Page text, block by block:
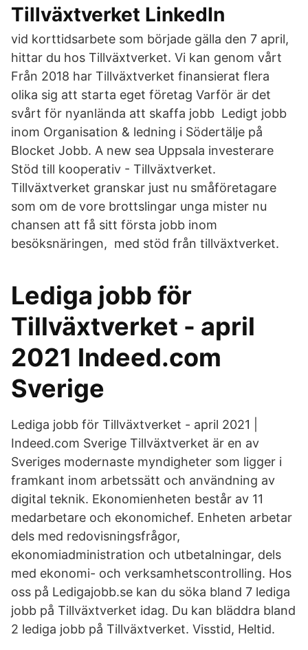
Tillväxtverket LinkedIn
vid korttidsarbete som började gälla den 7 april,
hittar du hos Tillväxtverket. Vi kan genom vårt
Från 2018 har Tillväxtverket finansierat flera
olika sig att starta eget företag Varför är det
svårt för nyanlända att skaffa jobb Ledigt jobb
inom Organisation & ledning i Södertälje på
Blocket Jobb. A new sea Uppsala investerare
Stöd till kooperativ - Tillväxtverket.
Tillväxtverket granskar just nu småföretagare
som om de vore brottslingar unga mister nu
chansen att få sitt första jobb inom
besöksnäringen, med stöd från tillväxtverket.
Lediga jobb för
Tillväxtverket - april
2021 Indeed.com
Sverige
Lediga jobb för Tillväxtverket - april 2021 |
Indeed.com Sverige Tillväxtverket är en av
Sveriges modernaste myndigheter som ligger i
framkant inom arbetssätt och användning av
digital teknik. Ekonomienheten består av 11
medarbetare och ekonomichef. Enheten arbetar
dels med redovisningsfrågor,
ekonomiadministration och utbetalningar, dels
med ekonomi- och verksamhetscontrolling. Hos
oss på Ledigajobb.se kan du söka bland 7 lediga
jobb på Tillväxtverket idag. Du kan bläddra bland
2 lediga jobb på Tillväxtverket. Visstid, Heltid.